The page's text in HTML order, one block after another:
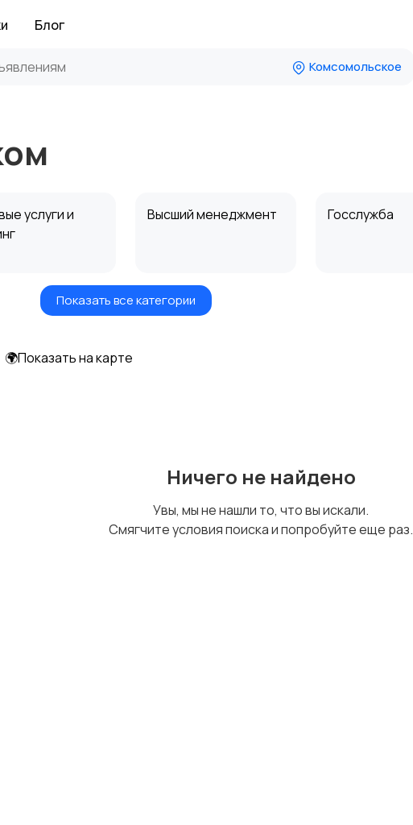
Блог
Комсомольское
услуги и
Высший менеджмент Госслужба
Искусство и
Показать все категории
🌍Показать на карте
Ничего не найдено
Увы, мы не нашли то, что вы искали.
Смягчите условия поиска и попробуйте еще раз.